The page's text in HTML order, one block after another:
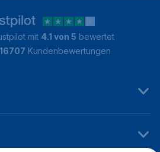
mit 4.1 von 5 bewertet
16707 Kundenbewertungen